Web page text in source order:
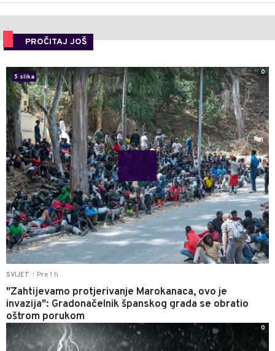
PROČITAJ JOŠ
SVIJET Pre 1 h
"Zahtijevamo protjerivanje Marokanaca, ovo je
invazija": Gradonačelnik španskog grada se obratio
oštrom porukom
5 slika
0
0